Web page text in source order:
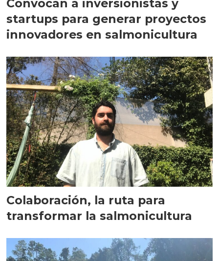
Convocan a inversionistas y
startups para generar proyectos
innovadores en salmonicultura
Colaboración, la ruta para
transformar la salmonicultura